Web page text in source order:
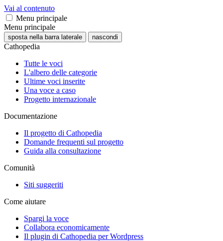
Vai al contenuto
Menu principale
Menu principale
sposta nella barra laterale nascondi
Cathopedia
Tutte le voci
L'albero delle categorie
Ultime voci inserite
Una voce a caso
Progetto internazionale
Documentazione
Il progetto di Cathopedia
Domande frequenti sul progetto
Guida alla consultazione
Comunità
Siti suggeriti
Come aiutare
Spargi la voce
Collabora economicamente
Il plugin di Cathopedia per Wordpress